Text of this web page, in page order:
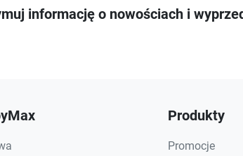
informację o nowościach i
Produkty
Promocje